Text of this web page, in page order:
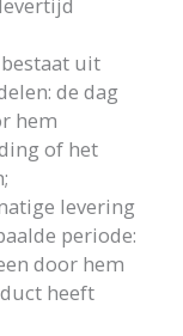
uit
de dag
hem
of het
levering
periode:
door hem
heeft